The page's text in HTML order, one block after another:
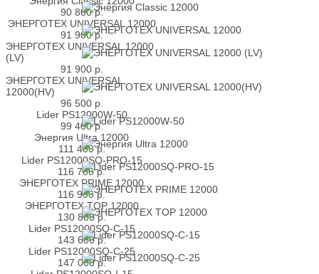
90 800р.
ЭНЕРГОТЕХ UNIVERSAL 12000
91 900р.
ЭНЕРГОТЕХ UNIVERSAL 12000
(LV)
91 900 р.
ЭНЕРГОТЕХ UNIVERSAL
12000(HV)
96 500 р.
Lider PS12000W-50
99 400р.
Энергия Ultra 12000
111 400р.
Lider PS12000SQ-PRO-15
116 760р.
ЭНЕРГОТЕХ PRIME 12000
116 900р.
ЭНЕРГОТЕХ TOP 12000
130 800р.
Lider PS12000SQ-C-15
143 600р.
Lider PS12000SQ-C-25
147 000р.